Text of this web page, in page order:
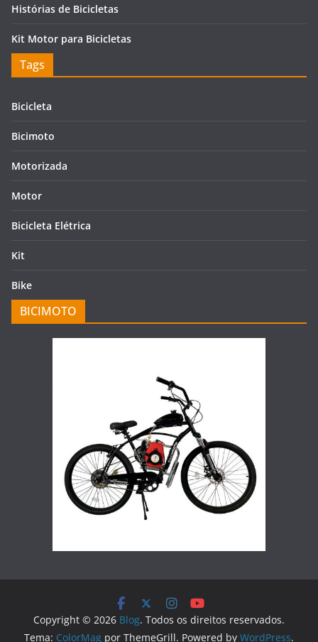
Histórias de Bicicletas
Kit Motor para Bicicletas
Tags
Bicicleta
Bicimoto
Motorizada
Motor
Bicicleta Elétrica
Kit
Bike
BICIMOTO
Copyright © 2026 Blog. Todos os direitos reservados.
Tema: ColorMag por ThemeGrill. Powered by WordPress.